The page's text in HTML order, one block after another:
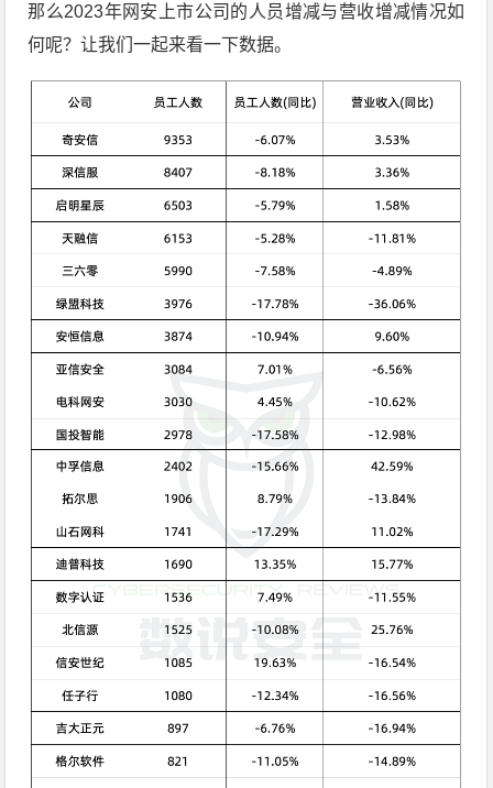
那么2023年网安上市公司的人员增减与营收增减情况如
何呢？让我们一起来看一下数据。